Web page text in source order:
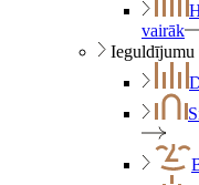
vairāk
Ieguldījumu